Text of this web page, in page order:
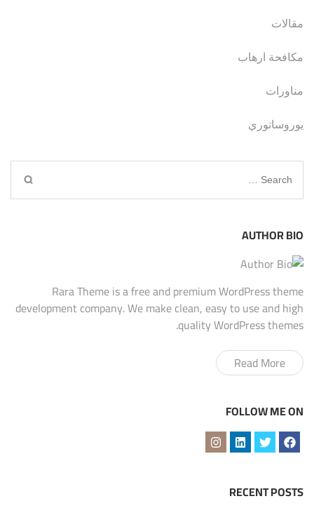
مقالات
مكافحة ارهاب
مناورات
يوروساتوري
Search
for:
AUTHOR BIO
Rara Theme is a free and premium WordPress theme
development company. We make clean, easy to use and high
quality WordPress themes.
Read More
FOLLOW ME ON
RECENT POSTS